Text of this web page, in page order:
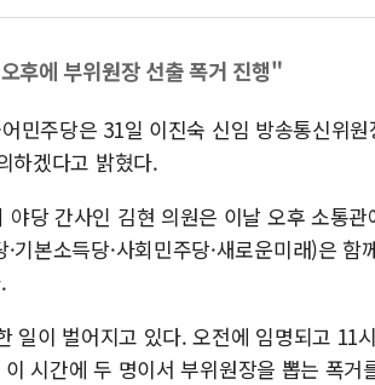
후에 부위원장 선출 폭거 진행"
민주당은 31일 이진숙 신임 방송통신위
하겠다고 밝혔다.
당 간사인 김현 의원은 이날 오후 소통
기본소득당·사회민주당·새로운미래)은
일이 벌어지고 있다. 오전에 임명되고 11
시간에 두 명이서 부위원장을 뽑는 폭